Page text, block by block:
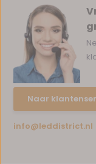
Naar
info@leddistrict.nl